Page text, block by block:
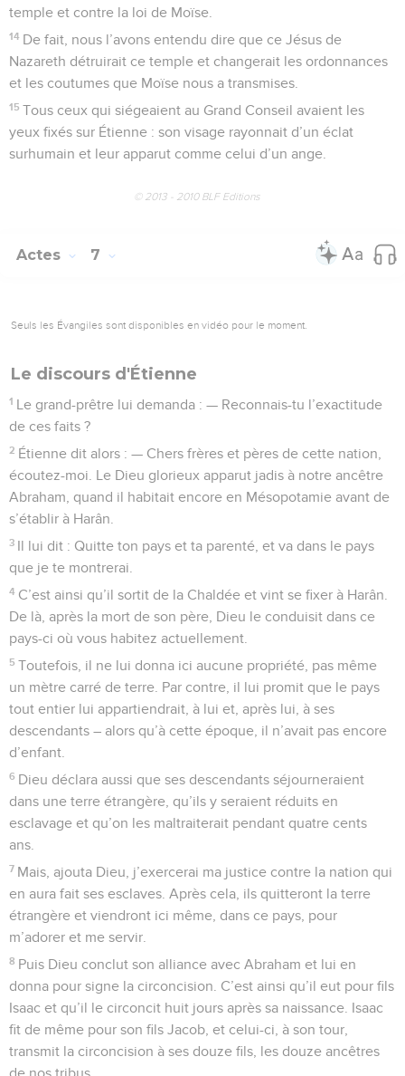
temple et contre la loi de Moïse.
14 De fait, nous l’avons entendu dire que ce Jésus de
Nazareth détruirait ce temple et changerait les ordonnances
et les coutumes que Moïse nous a transmises.
15 Tous ceux qui siégeaient au Grand Conseil avaient les
yeux fixés sur Étienne : son visage rayonnait d’un éclat
surhumain et leur apparut comme celui d’un ange.
© 2013 - 2010 BLF Editions
Actes 7
Seuls les Évangiles sont disponibles en vidéo pour le moment.
Le discours d'Étienne
1 Le grand-prêtre lui demanda : — Reconnais-tu l’exactitude
de ces faits ?
2 Étienne dit alors : — Chers frères et pères de cette nation,
écoutez-moi. Le Dieu glorieux apparut jadis à notre ancêtre
Abraham, quand il habitait encore en Mésopotamie avant de
s’établir à Harân.
3 Il lui dit : Quitte ton pays et ta parenté, et va dans le pays
que je te montrerai.
4 C’est ainsi qu’il sortit de la Chaldée et vint se fixer à Harân.
De là, après la mort de son père, Dieu le conduisit dans ce
pays-ci où vous habitez actuellement.
5 Toutefois, il ne lui donna ici aucune propriété, pas même
un mètre carré de terre. Par contre, il lui promit que le pays
tout entier lui appartiendrait, à lui et, après lui, à ses
descendants – alors qu’à cette époque, il n’avait pas encore
d’enfant.
6 Dieu déclara aussi que ses descendants séjourneraient
dans une terre étrangère, qu’ils y seraient réduits en
esclavage et qu’on les maltraiterait pendant quatre cents
ans.
7 Mais, ajouta Dieu, j’exercerai ma justice contre la nation qui
en aura fait ses esclaves. Après cela, ils quitteront la terre
étrangère et viendront ici même, dans ce pays, pour
m’adorer et me servir.
8 Puis Dieu conclut son alliance avec Abraham et lui en
donna pour signe la circoncision. C’est ainsi qu’il eut pour fils
Isaac et qu’il le circoncit huit jours après sa naissance. Isaac
fit de même pour son fils Jacob, et celui-ci, à son tour,
transmit la circoncision à ses douze fils, les douze ancêtres
de nos tribus.